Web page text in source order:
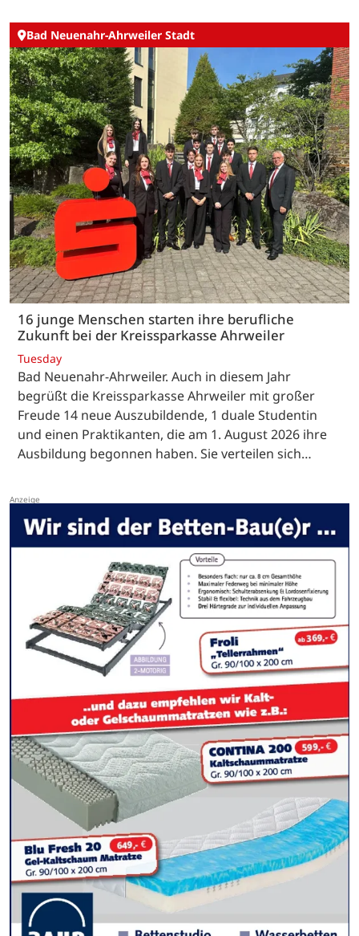
Bad Neuenahr-Ahrweiler Stadt
16 junge Menschen starten ihre berufliche
Zukunft bei der Kreissparkasse Ahrweiler
Tuesday
Bad Neuenahr-Ahrweiler. Auch in diesem Jahr
begrüßt die Kreissparkasse Ahrweiler mit großer
Freude 14 neue Auszubildende, 1 duale Studentin
und einen Praktikanten, die am 1. August 2026 ihre
Ausbildung begonnen haben. Sie verteilen sich…